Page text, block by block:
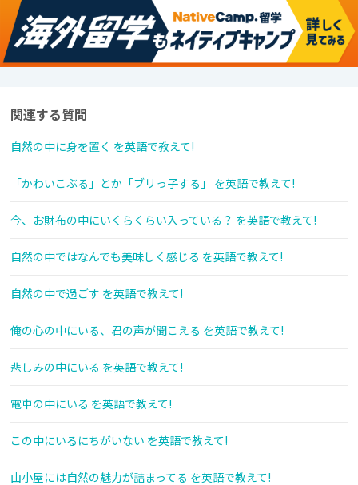
関連する質問
自然の中に身を置く を英語で教えて!
「かわいこぶる」とか「ブリっ子する」 を英語で教えて!
今、お財布の中にいくらくらい入っている？ を英語で教えて!
自然の中ではなんでも美味しく感じる を英語で教えて!
自然の中で過ごす を英語で教えて!
俺の心の中にいる、君の声が聞こえる を英語で教えて!
悲しみの中にいる を英語で教えて!
電車の中にいる を英語で教えて!
この中にいるにちがいない を英語で教えて!
山小屋には自然の魅力が詰まってる を英語で教えて!